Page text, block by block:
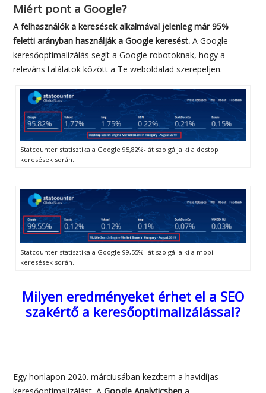
Miért pont a Google?
A felhasználók a keresések alkalmával jelenleg már 95%
feletti arányban használják a Google keresést. A Google
keresőoptimalizálás segít a Google robotoknak, hogy a
releváns találatok között a Te weboldalad szerepeljen.
Statcounter statisztika a Google 95,82%- át szolgálja ki a destop
keresések során.
Statcounter statisztika a Google 99,55%- át szolgálja ki a mobil
keresések során.
Milyen eredményeket érhet el a SEO
szakértő a keresőoptimalizálással?
Egy honlapon 2020. márciusában kezdtem a havidíjas